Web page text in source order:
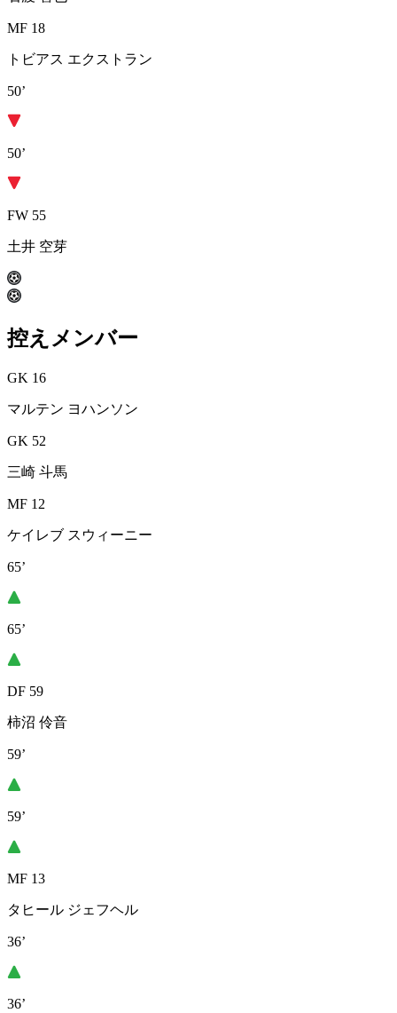
MF 18
トビアス エクストラン
50’
50’
FW 55
土井 空芽
控えメンバー
GK 16
マルテン ヨハンソン
GK 52
三崎 斗馬
MF 12
ケイレブ スウィーニー
65’
65’
DF 59
柿沼 伶音
59’
59’
MF 13
タヒール ジェフヘル
36’
36’